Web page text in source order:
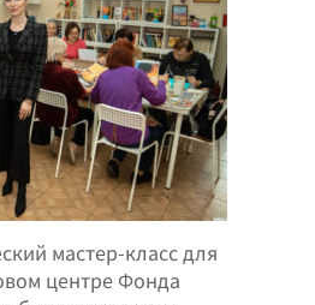
мастер-класс для
центре Фонда